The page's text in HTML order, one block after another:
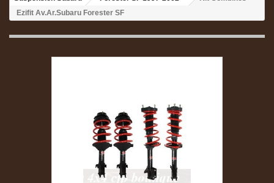
Ezifit Av.Ar.Subaru Forester SF